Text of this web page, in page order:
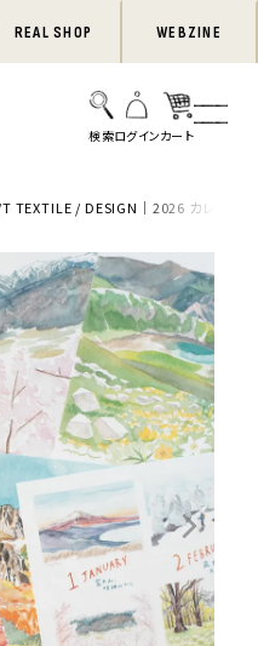
REAL SHOP WEBZINE
TEXTILE / DESIGN｜2026 カレンダー